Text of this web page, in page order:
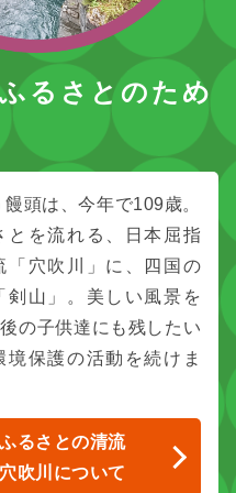
るさとのため
頭は、今年で109歳。
とを流れる、日本屈指
「穴吹川」に、四国の
剣山」。美しい風景を
の子供達にも残したい
境保護の活動を続けま
ふるさとの清流
穴吹川について